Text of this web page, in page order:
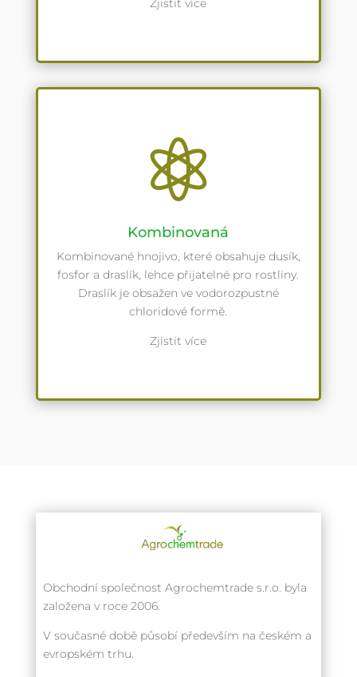
Zjistit více

Kombinovaná
Kombinované hnojivo, které obsahuje dusík,
fosfor a draslík, lehce přijatelné pro rostliny.
Draslík je obsažen ve vodorozpustné
chloridové formě.
Zjistit více
Obchodní společnost Agrochemtrade s.r.o. byla
založena v roce 2006.
V současné době působí především na českém a
evropském trhu.